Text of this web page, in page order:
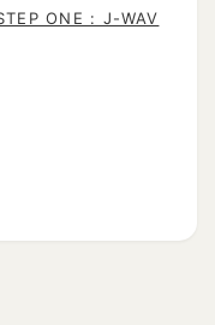
ONE : J-WAV